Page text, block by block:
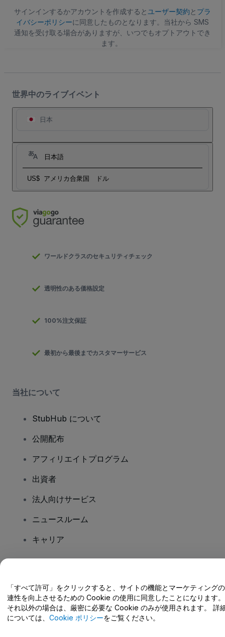
ス
サインインするかアカウントを作成すると ユーザー契約と プラ
イバシーポリシーに同意したものとなります。当社から SMS
通知を受け取る場合がありますが、いつでもオプトアウトでき
ます。
世界中のライブイベント
日本
日本語
US$ アメリカ合衆国 ドル
ワールドクラスのセキュリティチェック
透明性のある価格設定
100%注文保証
最初から最後までカスタマーサービス
当社について
StubHub について
公開配布
アフィリエイトプログラム
出資者
法人向けサービス
ニュースルーム
キャリア
ヘルプセンター / こちらまでご連絡下さい
「すべて許可」をクリックすると、サイトの機能とマーケティング
連性を向上させるための Cookie の使用に同意したことになります。
それ以外の場合は、厳密に必要な Cookie のみが使用されます。 詳
については、 Cookie ポリシーをご覧ください。